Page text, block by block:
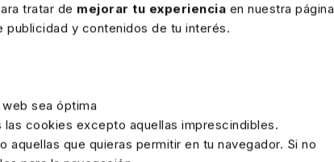
tratar de mejorar tu experiencia en nuestra página
y contenidos de tu interés.
sea óptima
las cookies excepto aquellas imprescindibles.
aquellas que quieras permitir en tu navegador. Si no
u objetivo , las nuevas causas de nulidad del
nuevos derechos de conciliación.